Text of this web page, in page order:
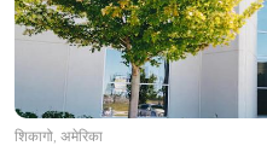
शिकागो, अमेरिका